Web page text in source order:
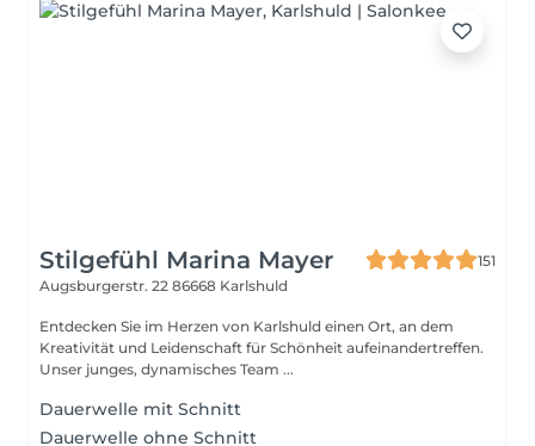
Stilgefühl Marina Mayer
151
Augsburgerstr. 22 86668 Karlshuld
Entdecken Sie im Herzen von Karlshuld einen Ort, an dem
Kreativität und Leidenschaft für Schönheit aufeinandertreffen.
Unser junges, dynamisches Team ...
Dauerwelle mit Schnitt
Dauerwelle ohne Schnitt